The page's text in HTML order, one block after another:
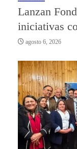
Lanzan
iniciativas
agosto 6, 2026